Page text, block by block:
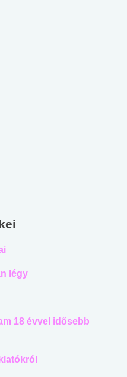
légy
18 évvel idősebb